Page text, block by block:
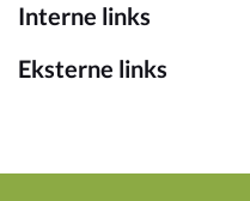
Interne links
Eksterne links